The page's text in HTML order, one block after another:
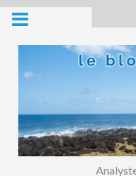
Skip
content